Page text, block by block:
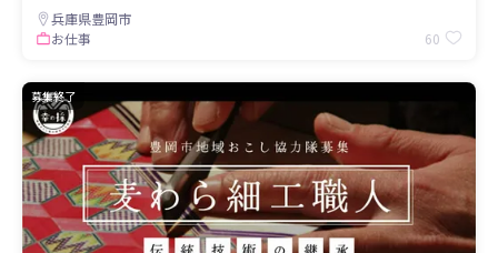
兵庫県豊岡市
お仕事
60
募集終了